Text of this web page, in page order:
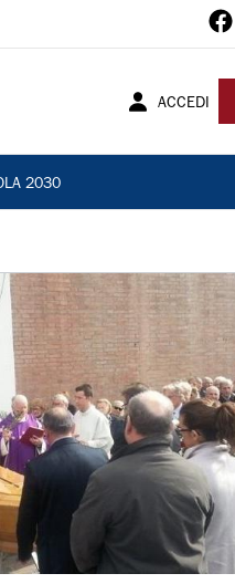
ACCEDI
2030